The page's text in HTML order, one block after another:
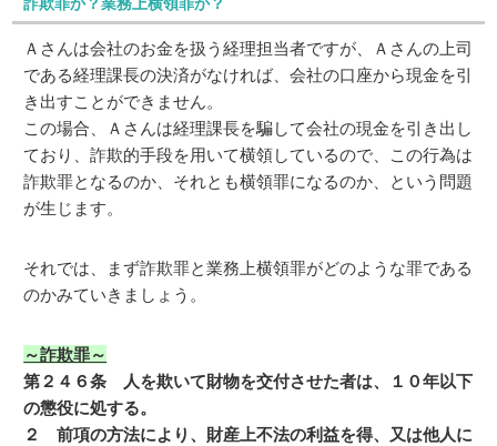
Ａさんは会社のお金を扱う経理担当者ですが、Ａさんの上司
である経理課長の決済がなければ、会社の口座から現金を引
き出すことができません。
この場合、Ａさんは経理課長を騙して会社の現金を引き出し
ており、詐欺的手段を用いて横領しているので、この行為は
詐欺罪となるのか、それとも横領罪になるのか、という問題
が生じます。
それでは、まず詐欺罪と業務上横領罪がどのような罪である
のかみていきましょう。
～詐欺罪～
第２４６条 人を欺いて財物を交付させた者は、１０年以下
の懲役に処する。
２ 前項の方法により、財産上不法の利益を得、又は他人に